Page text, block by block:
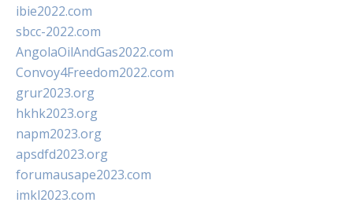
ibie2022.com
sbcc-2022.com
AngolaOilAndGas2022.com
Convoy4Freedom2022.com
grur2023.org
hkhk2023.org
napm2023.org
apsdfd2023.org
forumausape2023.com
imkl2023.com